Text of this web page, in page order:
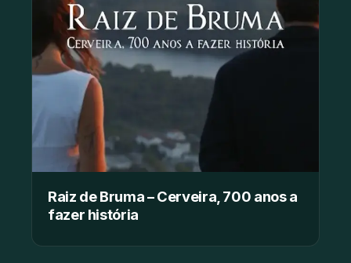
Raiz de Bruma – Cerveira, 700 anos a
fazer história